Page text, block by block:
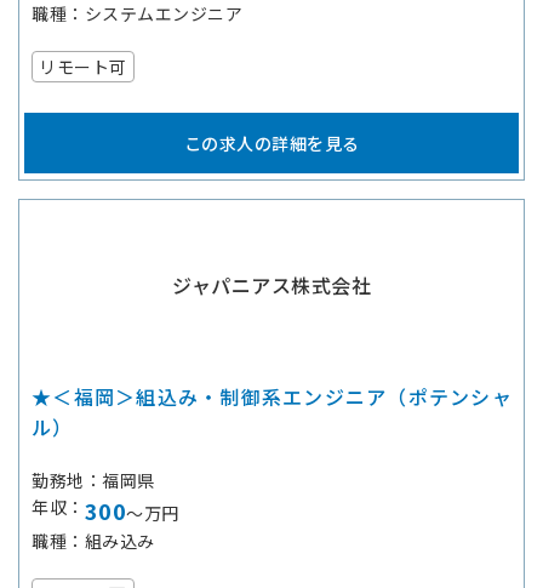
職種
システムエンジニア
リモート可
この求人の詳細を見る
ジャパニアス株式会社
★＜福岡＞組込み・制御系エンジニア（ポテンシャ
ル）
勤務地
福岡県
年収
300～万円
職種
組み込み